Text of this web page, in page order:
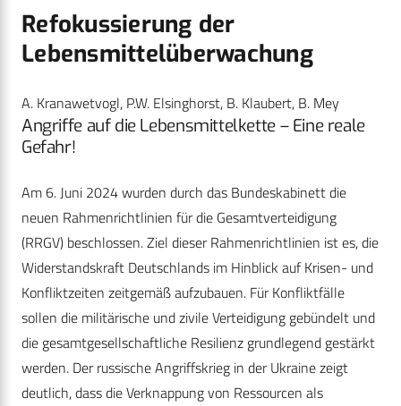
Refokussierung der
Lebensmittelüberwachung
A. Kranawetvogl, P.W. Elsinghorst, B. Klaubert, B. Mey
Angriffe auf die Lebensmittelkette – Eine reale
Gefahr!
Am 6. Juni 2024 wurden durch das Bundeskabinett die
neuen Rahmenrichtlinien für die Gesamtverteidigung
(RRGV) beschlossen. Ziel dieser Rahmenrichtlinien ist es, die
Widerstandskraft Deutschlands im Hinblick auf Krisen- und
Konfliktzeiten zeitgemäß aufzubauen. Für Konfliktfälle
sollen die militärische und zivile Verteidigung gebündelt und
die gesamtgesellschaftliche Resilienz grundlegend gestärkt
werden. Der russische Angriffskrieg in der Ukraine zeigt
deutlich, dass die Verknappung von Ressourcen als